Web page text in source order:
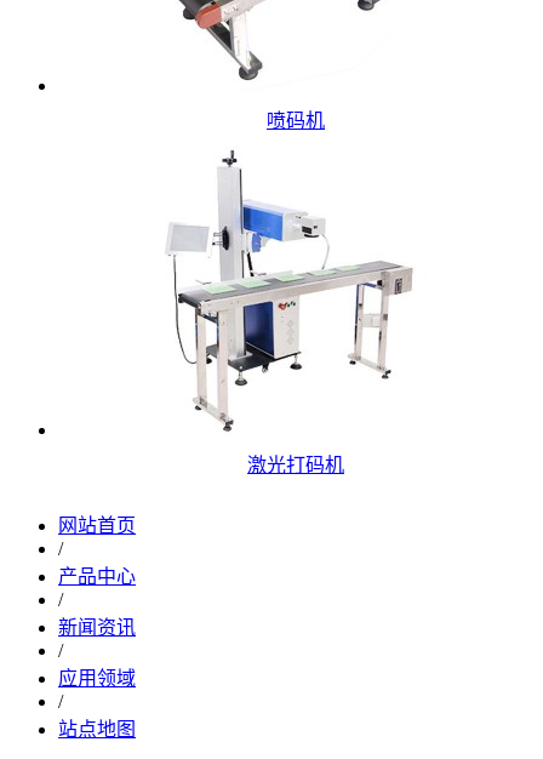
喷码机
激光打码机
网站首页
/
产品中心
/
新闻资讯
/
应用领域
/
站点地图